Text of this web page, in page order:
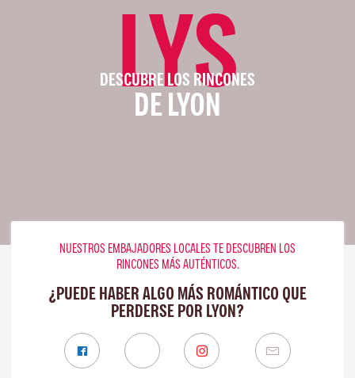
LYS
DESCUBRE LOS RINCONES
DE LYON
NUESTROS EMBAJADORES LOCALES TE DESCUBREN LOS
RINCONES MÁS AUTÉNTICOS.
¿PUEDE HABER ALGO MÁS ROMÁNTICO QUE
PERDERSE POR LYON?